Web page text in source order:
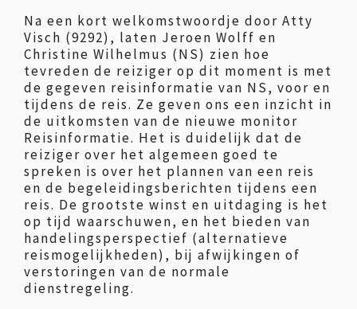
Na een kort welkomstwoordje door Atty
Visch (9292), laten Jeroen Wolff en
Christine Wilhelmus (NS) zien hoe
tevreden de reiziger op dit moment is met
de gegeven reisinformatie van NS, voor en
tijdens de reis. Ze geven ons een inzicht in
de uitkomsten van de nieuwe monitor
Reisinformatie. Het is duidelijk dat de
reiziger over het algemeen goed te
spreken is over het plannen van een reis
en de begeleidingsberichten tijdens een
reis. De grootste winst en uitdaging is het
op tijd waarschuwen, en het bieden van
handelingsperspectief (alternatieve
reismogelijkheden), bij afwijkingen of
verstoringen van de normale
dienstregeling.